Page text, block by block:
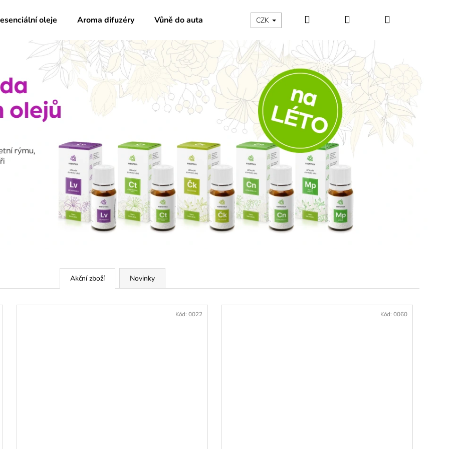
oleje Aroma difuzéry Vůně do auta Aroma blog
CZK Hledat PřihlášeníNákupní
košík
Akční zboží Novinky
Kód: 0022 Kód: 0060
Co potřebujete najít?
HLEDAT
Následující
ÉTERICKÝ OLEJ BERGAMOT
ÉTERICKÝ OLEJ CITRON